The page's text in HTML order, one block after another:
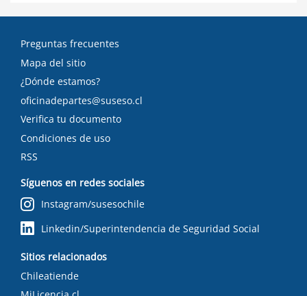
Preguntas frecuentes
Mapa del sitio
¿Dónde estamos?
oficinadepartes@suseso.cl
Verifica tu documento
Condiciones de uso
RSS
Síguenos en redes sociales
Instagram/susesochile
Linkedin/Superintendencia de Seguridad Social
Sitios relacionados
Chileatiende